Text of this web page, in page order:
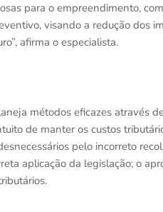
para o empreendimento,
visando a redução dos
afirma o especialista.
métodos eficazes através
de manter os custos
pelo incorreto
aplicação da legislação; o